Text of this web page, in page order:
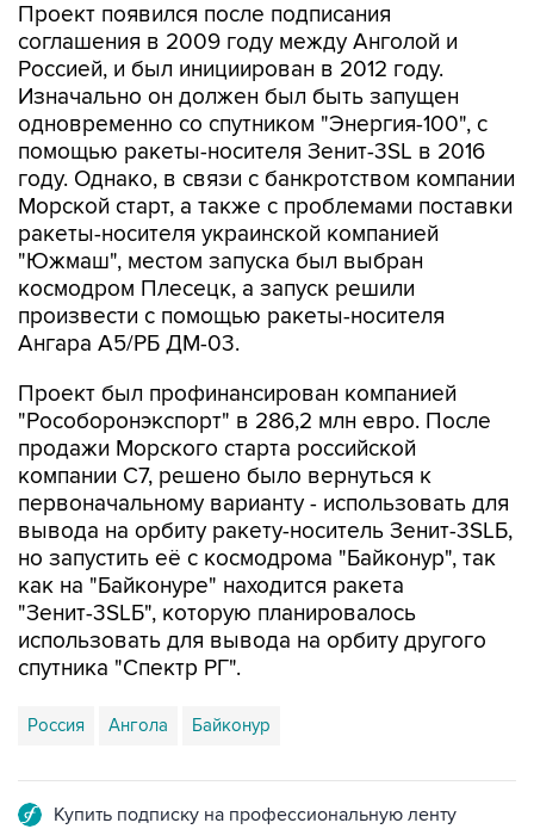
Проект появился после подписания
соглашения в 2009 году между Анголой и
Россией, и был инициирован в 2012 году.
Изначально он должен был быть запущен
одновременно со спутником "Энергия-100", с
помощью ракеты-носителя Зенит-3SL в 2016
году. Однако, в связи с банкротством компании
Морской старт, а также с проблемами поставки
ракеты-носителя украинской компанией
"Южмаш", местом запуска был выбран
космодром Плесецк, а запуск решили
произвести с помощью ракеты-носителя
Ангара A5/РБ ДМ-03.
Проект был профинансирован компанией
"Рособоронэкспорт" в 286,2 млн евро. После
продажи Морского старта российской
компании С7, решено было вернуться к
первоначальному варианту - использовать для
вывода на орбиту ракету-носитель Зенит-3SLБ,
но запустить её с космодрома "Байконур", так
как на "Байконуре" находится ракета
"Зенит-3SLБ", которую планировалось
использовать для вывода на орбиту другого
спутника "Спектр РГ".
Россия Ангола Байконур
Купить подписку на профессиональную ленту